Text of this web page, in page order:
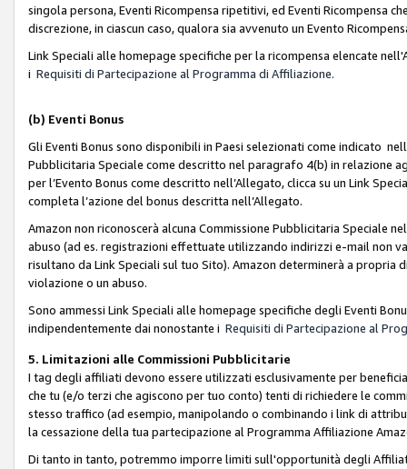
singola persona, Eventi Ricompensa ripetitivi, ed Eventi Ricompensa
discrezione, in ciascun caso, qualora sia avvenuto un Evento
Link Speciali alle homepage specifiche per la ricompensa elencate
i Requisiti di Partecipazione al Programma di Affiliazione.
(b) Eventi Bonus
Gli Eventi Bonus sono disponibili in Paesi selezionati come indicato
Pubblicitaria Speciale come descritto nel paragrafo 4(b) in relazione
per l’Evento Bonus come descritto nell’Allegato, clicca su un Link
completa l’azione del bonus descritta nell’Allegato.
Amazon non riconoscerà alcuna Commissione Pubblicitaria Speciale
abuso (ad es. registrazioni effettuate utilizzando indirizzi e-mail non
risultano da Link Speciali sul tuo Sito). Amazon determinerà a propria
violazione o un abuso.
Sono ammessi Link Speciali alle homepage specifiche degli Eventi
indipendentemente dai nonostante i Requisiti di Partecipazione al
5. Limitazioni alle Commissioni Pubblicitarie
I tag degli affiliati devono essere utilizzati esclusivamente per
che tu (e/o terzi che agiscono per tuo conto) tenti di richiedere le
stesso traffico (ad esempio, manipolando o combinando i link di
la cessazione della tua partecipazione al Programma Affiliazione
Di tanto in tanto, potremmo imporre limiti sull'opportunità degli